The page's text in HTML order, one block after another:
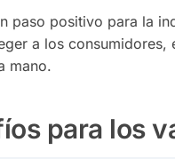
paso positivo para la
a los
mano.
para los